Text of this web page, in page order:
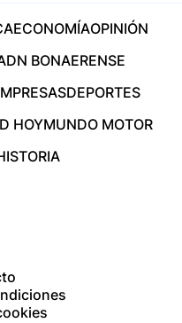
ECONOMÍAOPINIÓN
BONAERENSE
DEPORTES
HOYMUNDO MOTOR